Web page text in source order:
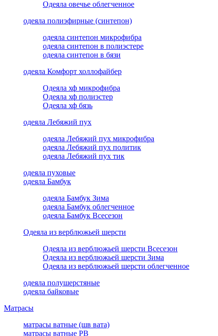
Одеяла овечье облегченное
одеяла полиэфирные (синтепон)
одеяла синтепон микрофибра
одеяла синтепон в полиэстере
одеяла синтепон в бязи
одеяла Комфорт холлофайбер
Одеяла хф микрофибра
Одеяла хф полиэстер
Одеяла хф бязь
одеяла Лебяжий пух
одеяла Лебяжий пух микрофибра
одеяла Лебяжий пух политик
одеяла Лебяжий пух тик
одеяла пуховые
одеяла Бамбук
одеяла Бамбук Зима
одеяла Бамбук облегченное
одеяла Бамбук Всесезон
Одеяла из верблюжьей шерсти
Одеяла из верблюжьей шерсти Всесезон
Одеяла из верблюжьей шерсти Зима
Одеяла из верблюжьей шерсти облегченное
одеяла полушерстяные
одеяла байковые
Матрасы
матрасы ватные (шв вата)
матрасы ватные РВ